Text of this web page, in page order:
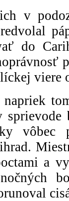
v
do
viere
vôbec
a